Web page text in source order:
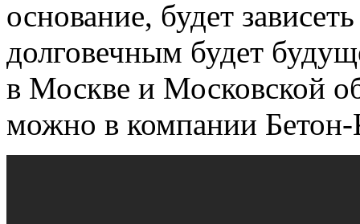
основание, будет
долговечным будет
в Москве и Московской
можно в компании